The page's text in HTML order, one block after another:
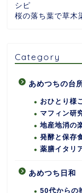
シピ
桜の落ち葉で草木
Category
あめつちの台
おひとり様
マフィン研
地産地消の
発酵と保存
薬膳イタリ
あめつち日和
50代からの